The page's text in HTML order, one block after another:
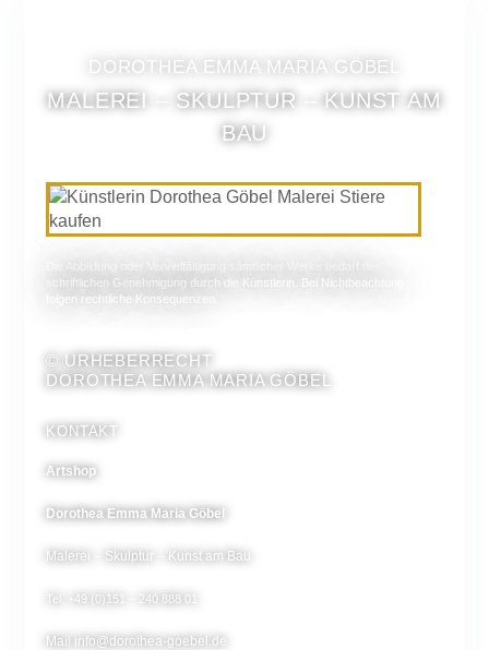
DOROTHEA EMMA MARIA GÖBEL
MALEREI – SKULPTUR – KUNST AM
BAU
schriftlichen Genehmigung durch die Künstlerin. Bei Nichtbeachtung
folgen rechtliche Konsequenzen.
© URHEBERRECHT
DOROTHEA EMMA MARIA GÖBEL
KONTAKT
Artshop
Dorothea Emma Maria Göbel
Malerei – Skulptur – Kunst am Bau
Tel. +49 (0)151 – 240 888 01
Mail info@dorothea-goebel.de